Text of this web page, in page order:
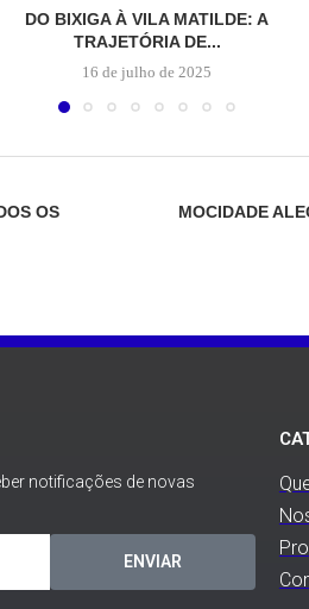
DO BIXIGA À VILA MATILDE: A
TRAJETÓRIA DE...
16 de julho de 2025
OS
MOCIDADE
notificações de novas
ENVIAR